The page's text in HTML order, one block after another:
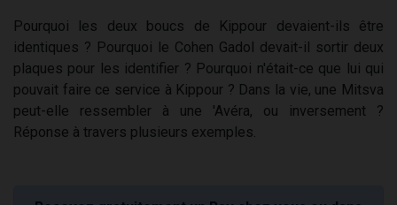
Pourquoi les deux boucs de Kippour devaient-ils être
identiques ? Pourquoi le Cohen Gadol devait-il sortir deux
plaques pour les identifier ? Pourquoi n'était-ce que lui qui
pouvait faire ce service à Kippour ? Dans la vie, une Mitsva
peut-elle ressembler à une 'Avéra, ou inversement ?
Réponse à travers plusieurs exemples.